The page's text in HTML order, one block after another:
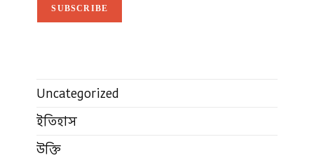
SUBSCRIBE
Uncategorized
ইতিহাস
উক্তি